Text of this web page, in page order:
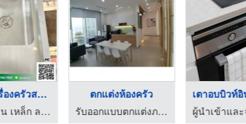
รับผลิตเครื่องครัวสแ ...
ตัด พับ ม้วน เหล็ก ลาดกระบัง - ซี.แอล.เมทัล
ตกแต่งห้องครัว
รับออกแบบตกแต่งภายใน-เจสซ์ อาร์คิเทค